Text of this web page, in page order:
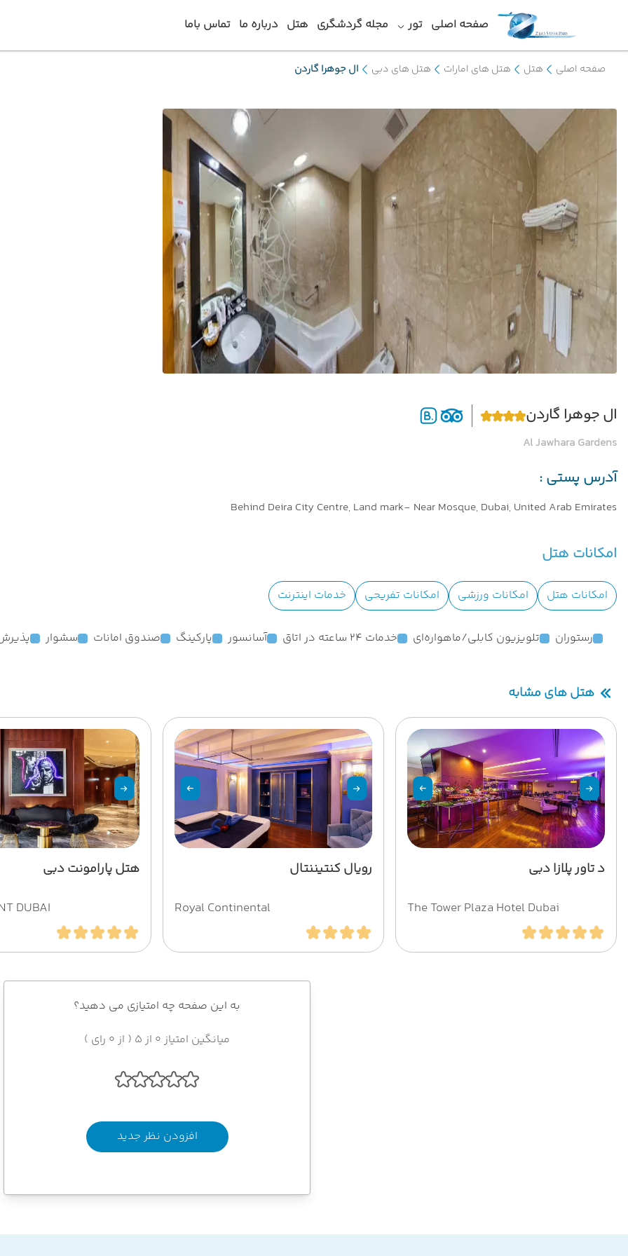
صفحه اصلی تور مجله گردشگری هتل درباره ما تماس باما
صفحه اصلی هتل هتل های امارات هتل های دبی ال جوهرا گاردن
ال جوهرا گاردن
Al Jawhara Gardens
آدرس پستی :
Behind Deira City Centre, Land mark- Near Mosque, Dubai, United Arab Emirates
امکانات هتل
امکانات هتل امکانات ورزشی امکانات تفریحی خدمات اینترنت
رستوران تلویزیون کابلی/ماهواره‌ای خدمات 24 ساعته در اتاق آسانسور پارکینگ صندوق امانات سشوار پذیرش 24
هتل های مشابه
د تاور پلازا دبی
The Tower Plaza Hotel Dubai
رویال کنتیننتال
Royal Continental
هتل پارامونت دبی
DUBAI
به این صفحه چه امتیازی می دهید؟
میانگین امتیاز 0 از 5 ( از 0 رای )
افزودن نظر جدید